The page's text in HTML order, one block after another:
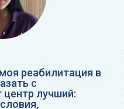
реабилитация в
с
центр лучший: